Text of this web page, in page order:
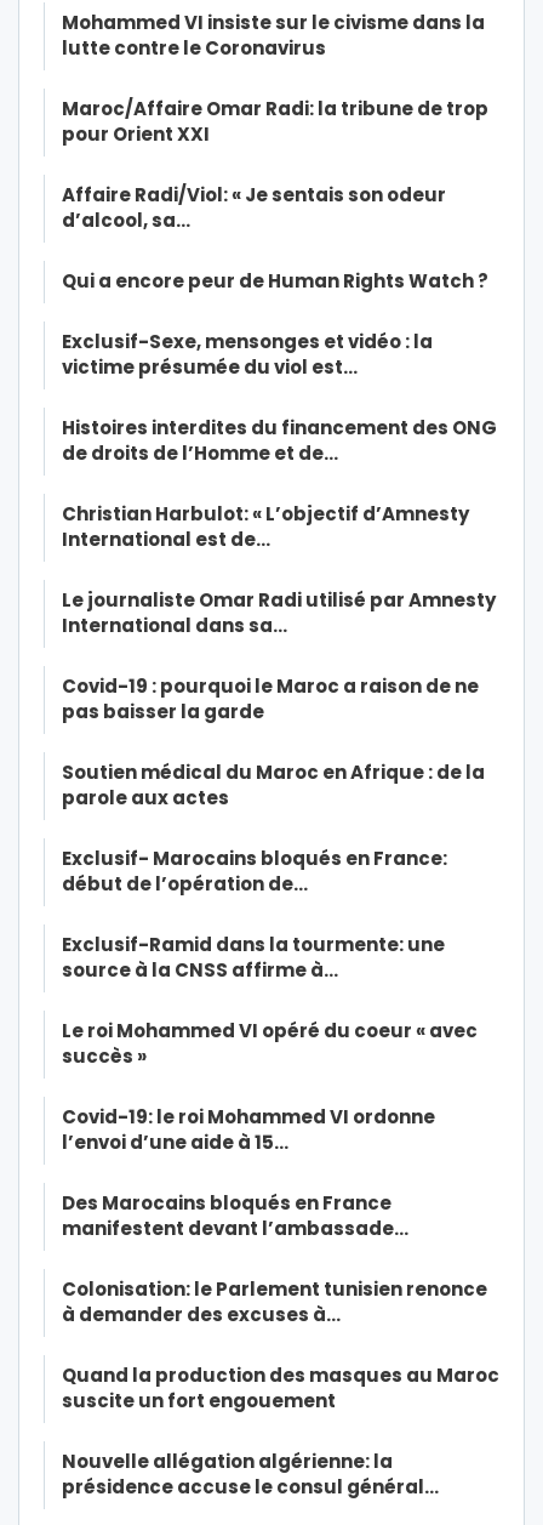
Mohammed VI insiste sur le civisme dans la
lutte contre le Coronavirus
Maroc/Affaire Omar Radi: la tribune de trop
pour Orient XXI
Affaire Radi/Viol: « Je sentais son odeur
d’alcool, sa…
Qui a encore peur de Human Rights Watch ?
Exclusif-Sexe, mensonges et vidéo : la
victime présumée du viol est…
Histoires interdites du financement des ONG
de droits de l’Homme et de…
Christian Harbulot: « L’objectif d’Amnesty
International est de…
Le journaliste Omar Radi utilisé par Amnesty
International dans sa…
Covid-19 : pourquoi le Maroc a raison de ne
pas baisser la garde
Soutien médical du Maroc en Afrique : de la
parole aux actes
Exclusif- Marocains bloqués en France:
début de l’opération de…
Exclusif-Ramid dans la tourmente: une
source à la CNSS affirme à…
Le roi Mohammed VI opéré du coeur « avec
succès »
Covid-19: le roi Mohammed VI ordonne
l’envoi d’une aide à 15…
Des Marocains bloqués en France
manifestent devant l’ambassade…
Colonisation: le Parlement tunisien renonce
à demander des excuses à…
Quand la production des masques au Maroc
suscite un fort engouement
Nouvelle allégation algérienne: la
présidence accuse le consul général…